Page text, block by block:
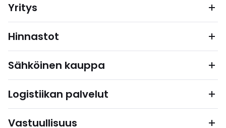
Yritys
Hinnastot
Sähköinen kauppa
Logistiikan palvelut
Vastuullisuus